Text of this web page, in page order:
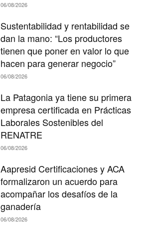
06/08/2026
Sustentabilidad y rentabilidad se
dan la mano: “Los productores
tienen que poner en valor lo que
hacen para generar negocio”
06/08/2026
La Patagonia ya tiene su primera
empresa certificada en Prácticas
Laborales Sostenibles del
RENATRE
06/08/2026
Aapresid Certificaciones y ACA
formalizaron un acuerdo para
acompañar los desafíos de la
ganadería
06/08/2026